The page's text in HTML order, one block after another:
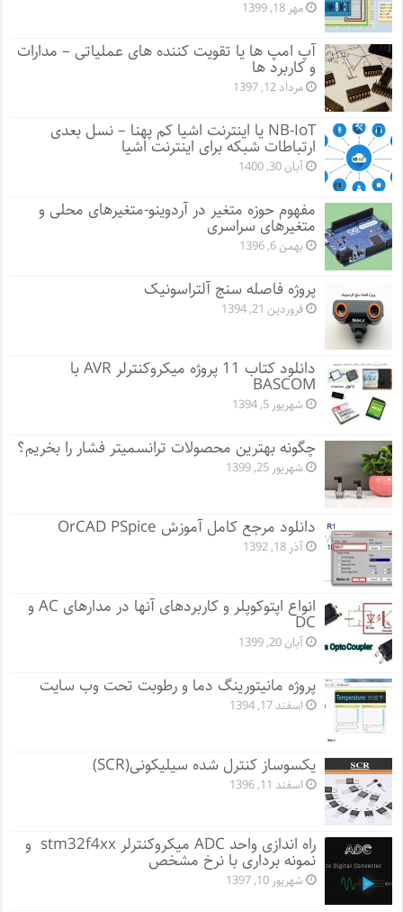
مهر 18, 1399
آپ امپ ها یا تقویت کننده های عملیاتی – مدارات
و کاربرد ها
مرداد 12, 1397
NB-IoT یا اینترنت اشیا کم پهنا – نسل بعدی
ارتباطات شبکه برای اینترنت اشیا
آبان 30, 1400
مفهوم حوزه متغیر در آردوینو-متغیرهای محلی و
متغیرهای سراسری
بهمن 6, 1396
پروژه فاصله سنج آلتراسونیک
فروردین 21, 1394
دانلود کتاب 11 پروژه میکروکنترلر AVR با
BASCOM
شهریور 5, 1394
چگونه بهترین محصولات ترانسمیتر فشار را بخریم؟
شهریور 25, 1399
دانلود مرجع کامل آموزش OrCAD PSpice
آذر 18, 1392
انواع اپتوکوپلر و کاربردهای آنها در مدارهای AC و
DC
آبان 20, 1399
پروژه مانيتورينگ دما و رطوبت تحت وب سایت
اسفند 17, 1394
یکسوساز کنترل شده سیلیکونی(SCR)
اسفند 11, 1396
راه اندازی واحد ADC میکروکنترلر stm32f4xx و
نمونه برداری با نرخ مشخص
شهریور 10, 1397